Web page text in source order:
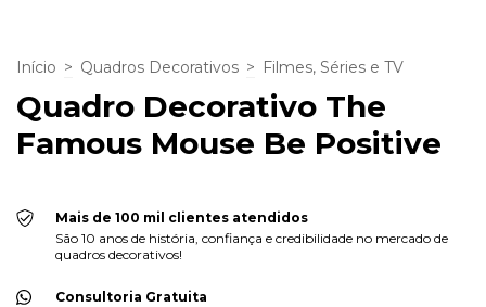
Início > Quadros Decorativos > Filmes, Séries e TV
Quadro Decorativo The
Famous Mouse Be Positive
Mais de 100 mil clientes atendidos
São 10 anos de história, confiança e credibilidade no mercado de
quadros decorativos!
Consultoria Gratuita